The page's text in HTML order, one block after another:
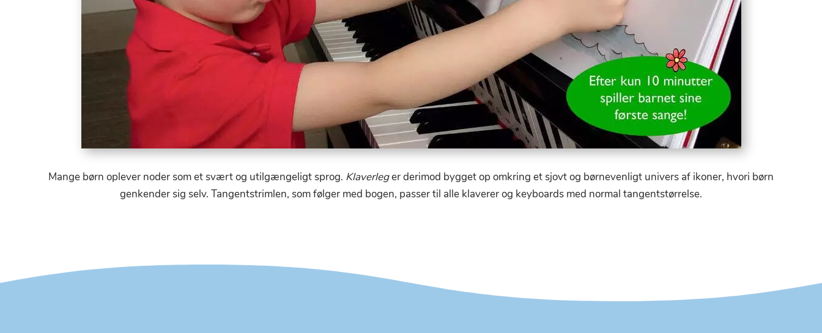
Mange børn oplever noder som et svært og utilgængeligt sprog. Klaverleger derimod bygget op omkring et sjovt og børnevenligt univers af ikoner, hvori børn
genkender sig selv. Tangentstrimlen, som følger med bogen, passer til alle klaverer og keyboards med normal tangentstørrelse.